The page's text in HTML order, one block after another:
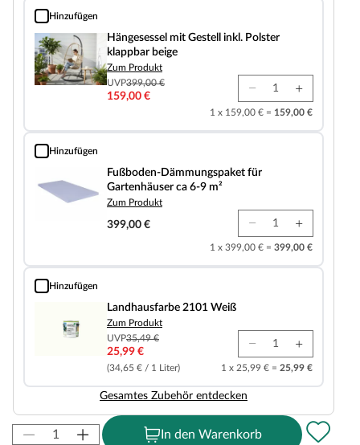
Hinzufügen
Hängesessel mit Gestell inkl. Polster klappbar beige
Hängesessel mit Gestell inkl. Polster
klappbar beige
Zum Produkt
UVP399,00 €
159,00 €
1 x 159,00 € = 159,00 €
Hinzufügen
Fußboden-Dämmungspaket für Gartenhäuser ca 6-9 m²
Fußboden-Dämmungspaket für
Gartenhäuser ca 6-9 m²
Zum Produkt
399,00 €
1 x 399,00 € = 399,00 €
Hinzufügen
Landhausfarbe 2101 Weiß
Landhausfarbe 2101 Weiß
Zum Produkt
UVP35,49 €
25,99 €
(34,65 € / 1 Liter) 1 x 25,99 € = 25,99 €
Gesamtes Zubehör entdecken
In den Warenkorb